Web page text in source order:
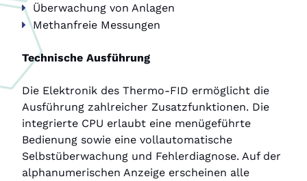
Überwachung von Anlagen
Methanfreie Messungen
Technische Ausführung
Die Elektronik des Thermo-FID ermöglicht die
Ausführung zahlreicher Zusatzfunktionen. Die
integrierte CPU erlaubt eine menügeführte
Bedienung sowie eine vollautomatische
Selbstüberwachung und Fehlerdiagnose. Auf der
alphanumerischen Anzeige erscheinen alle